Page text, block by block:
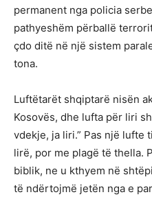
permanent nga policia
pathyeshëm përballë
çdo ditë në një sistem
tona.
Luftëtarët shqiptarë nisën
Kosovës, dhe lufta për liri
vdekje, ja liri.” Pas një lufte
lirë, por me plagë të thella.
biblik, ne u kthyem në
të ndërtojmë jetën nga e